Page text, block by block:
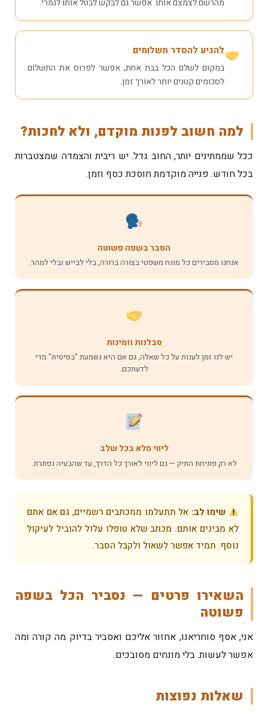
מהרשם לצמצם אותו. אפשר גם לבקש לבטל אותו לגמרי.
להגיע להסדר תשלומים
במקום לשלם הכל בבת אחת, אפשר לפרוס את התשלום
לסכומים קטנים יותר לאורך זמן.
למה חשוב לפנות מוקדם, ולא לחכות?
ככל שממתינים יותר, החוב גדל. יש ריבית והצמדה שמצטברות
בכל חודש. פנייה מוקדמת חוסכת כסף וזמן.
הסבר בשפה פשוטה
אנחנו מסבירים כל מונח משפטי בצורה ברורה, בלי לבייש ובלי למהר.
סבלנות וזמינות
יש לנו זמן לענות על כל שאלה, גם אם היא נשמעת "בסיסית" מדי
לדעתכם.
ליווי מלא בכל שלב
לא רק פתיחת התיק — גם ליווי לאורך כל הדרך, עד שהבעיה נפתרת.
שימו לב: אל תתעלמו ממכתבים רשמיים, גם אם אתם
לא מבינים אותם. מכתב שלא טופלו עלול להוביל לעיקול
נוסף. תמיד אפשר לשאול ולקבל הסבר.
השאירו פרטים — נסביר הכל בשפה
פשוטה
אני, אסף סוחריאנו, אחזור אליכם ואסביר בדיוק מה קורה ומה
אפשר לעשות. בלי מונחים מסובכים.
שאלות נפוצות